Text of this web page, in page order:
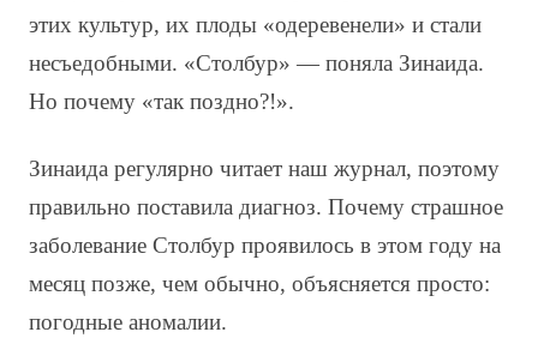
этих культур, их плоды «одеревенели» и стали
несъедобными. «Столбур» — поняла Зинаида.
Но почему «так поздно?!».
Зинаида регулярно читает наш журнал, поэтому
правильно поставила диагноз. Почему страшное
заболевание Столбур проявилось в этом году на
месяц позже, чем обычно, объясняется просто:
погодные аномалии.